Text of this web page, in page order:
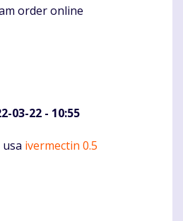
order online
03-22 - 10:55
ivermectin 0.5